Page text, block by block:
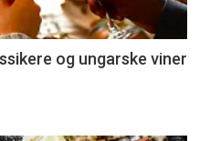
og ungarske viner